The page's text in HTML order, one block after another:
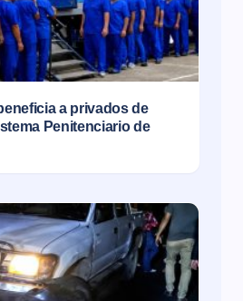
a privados de
Penitenciario de